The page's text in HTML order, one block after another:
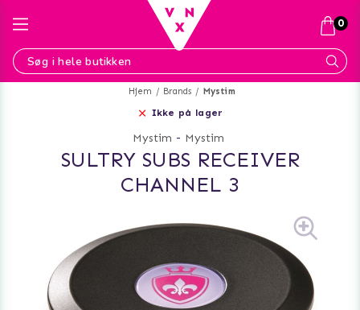
Hjem Brands Mystim
Ikke på lager
Mystim - Mystim
SULTRY SUBS RECEIVER
CHANNEL 3
0